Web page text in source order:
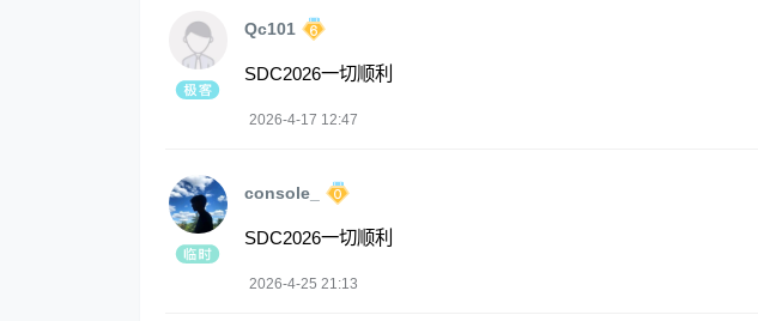
Qc101
SDC2026一切顺利
2026-4-17 12:47
console_
SDC2026一切顺利
2026-4-25 21:13